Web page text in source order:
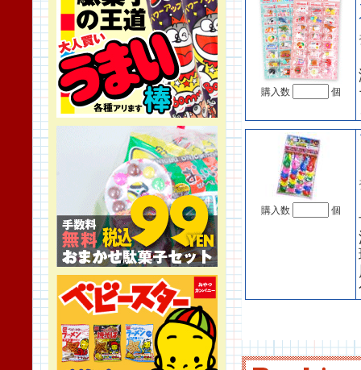
購入数 個
購入数 個